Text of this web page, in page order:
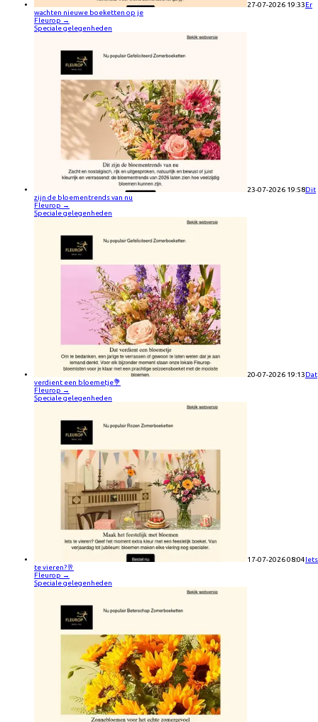
27-07-2026 19:33Er
wachten nieuwe boeketten op je
Fleurop →
Speciale gelegenheden
23-07-2026 19:58Dit
zijn de bloementrends van nu
Fleurop →
Speciale gelegenheden
20-07-2026 19:13Dat
verdient een bloemetje💐
Fleurop →
Speciale gelegenheden
17-07-2026 08:04Iets
te vieren?🥂
Fleurop →
Speciale gelegenheden